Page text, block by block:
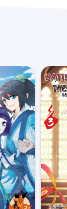
Lorsque votre
de colis qui vous